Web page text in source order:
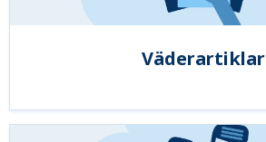
Väderartiklar